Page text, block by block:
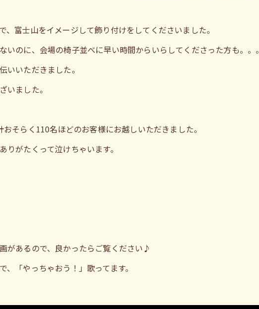
、富士山をイメージして飾り付けをしてくださいました。
いのに、会場の椅子並べに早い時間からいらしてくださった方も。。。
いいただきました。
いました。
そらく110名ほどのお客様にお越しいただきました。
りがたくって泣けちゃいます。
があるので、良かったらご覧ください♪
、「やっちゃおう！」歌ってます。